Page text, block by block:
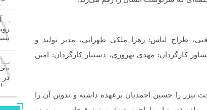
طراح لباس: زهرا ملکی طهرانی، مدیر تولید و
کارگردان: مهدی بهروزی، دستیار کارگردان: امین
تیزر را حسین احمدیان برعهده داشته و تدوین آن را